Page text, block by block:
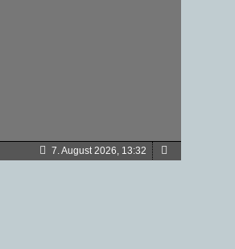
7. August 2026, 13:32